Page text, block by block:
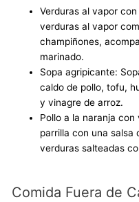
Verduras al vapor
verduras al vapor
champiñones,
marinado.
Sopa agripicante:
caldo de pollo, tofu,
y vinagre de arroz.
Pollo a la naranja con
parrilla con una salsa
verduras salteadas
Comida Fuera de